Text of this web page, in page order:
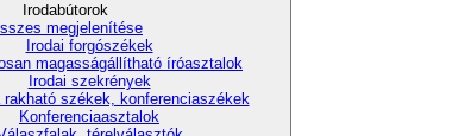
Irodabútorok
megjelenítése
Irodai forgószékek
magasságállítható íróasztalok
Irodai szekrények
rakható székek, konferenciaszékek
Konferenciaasztalok